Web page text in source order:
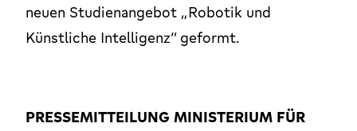
neuen Studienangebot „Robotik und
Künstliche Intelligenz“ geformt.
PRESSEMITTEILUNG MINISTERIUM FÜR